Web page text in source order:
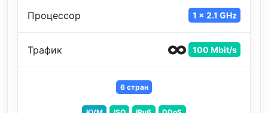
Процессор 1 x 2.1 GHz
Трафик 100 Mbit/s
6 стран